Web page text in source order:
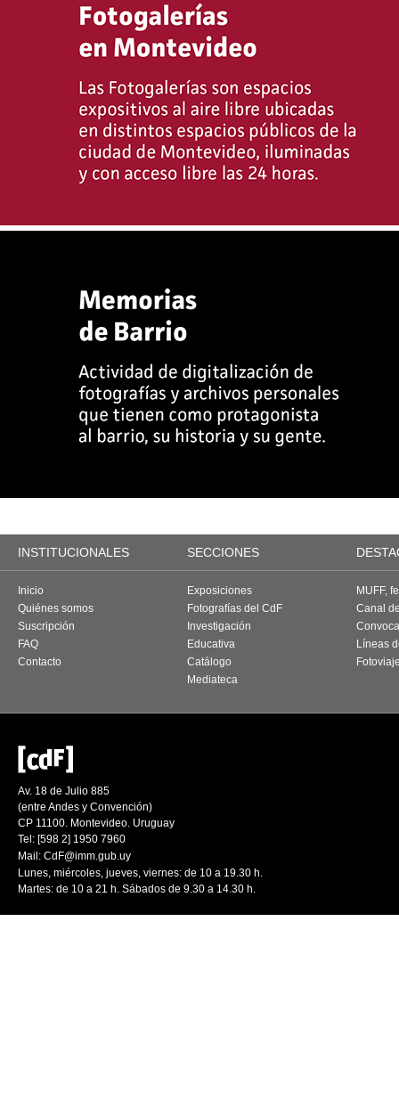
INSTITUCIONALES SECCIONES
Inicio
Quiénes somos
Suscripción
FAQ
Contacto
Exposiciones
Fotografías del CdF
Investigación
Educativa
Catálogo
Mediateca
MUFF,
Canal
Líneas
Av. 18 de Julio 885
(entre Andes y Convención)
CP 11100. Montevideo. Uruguay
Tel: [598 2] 1950 7960
Mail: CdF@imm.gub.uy
Lunes, miércoles, jueves, viernes: de 10 a 19.30 h.
Martes: de 10 a 21 h. Sábados de 9.30 a 14.30 h.